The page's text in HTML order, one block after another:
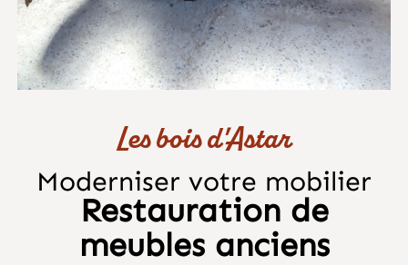
Les bois d'Astar
Moderniser votre mobilier
Restauration de
meubles anciens